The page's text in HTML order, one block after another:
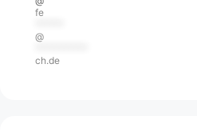
fe
@
ch.de